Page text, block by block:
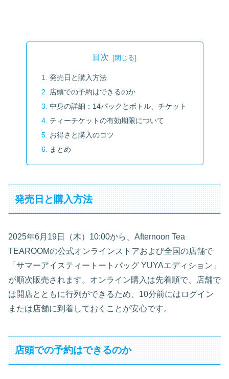
目次
発売日と購入方法
店頭での予約はできるのか
中身の詳細：14パックとボトル、チケット
ティーチケットの有効期限について
お得さと購入のコツ
まとめ
発売日と購入方法
2025年6月19日（木）10:00から、Afternoon Tea
TEAROOMの公式オンラインストアおよび全国の店舗で
「サマーアイスティートートバッグ YUYAエディション」
が順次販売されます。オンライン購入は先着順で、店舗で
は開店とともに行列ができるため、10分前にはログイン
または店舗に到着しておくことが安心です。
店頭での予約はできるのか